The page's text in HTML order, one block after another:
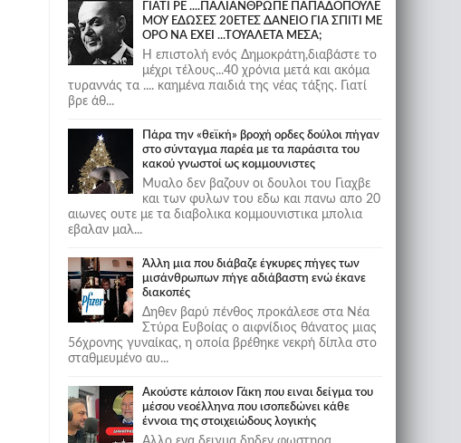
ΓΙΑΤΙ ΡΕ ....ΠΑΛΙΑΝΘΡΩΠΕ ΠΑΠΑΔΟΠΟΥΛΕ
ΜΟΥ ΕΔΩΣΕΣ 20ΕΤΕΣ ΔΑΝΕΙΟ ΓΙΑ ΣΠΙΤΙ ΜΕ
ΟΡΟ ΝΑ ΕΧΕΙ ...ΤΟΥΑΛΕΤΑ ΜΕΣΑ;
Η επιστολή ενός Δημοκράτη,διαβάστε το
μέχρι τέλους...40 χρόνια μετά και ακόμα
τυραννάς τα .... καημένα παιδιά της νέας τάξης. Γιατί
βρε άθ...
Πάρα την «θεϊκή» βροχή ορδες δούλοι πήγαν
στο σύνταγμα παρέα με τα παράσιτα του
κακού γνωστοί ως κομμουνιστες
Μυαλο δεν βαζουν οι δουλοι του Γιαχβε
και των φυλων του εδω και πανω απο 20
αιωνες ουτε με τα διαβολικα κομμουνιστικα μπολια
εβαλαν μαλ...
Άλλη μια που διάβαζε έγκυρες πήγες των
μισάνθρωπων πήγε αδιάβαστη ενώ έκανε
διακοπές
Δηθεν βαρύ πένθος προκάλεσε στα Νέα
Στύρα Ευβοίας ο αιφνίδιος θάνατος μιας
56χρονης γυναίκας, η οποία βρέθηκε νεκρή δίπλα στο
σταθμευμένο αυ...
Ακούστε κάποιον Γάκη που ειναι δείγμα του
μέσου νεοέλληνα που ισοπεδώνει κάθε
έννοια της στοιχειώδους λογικής